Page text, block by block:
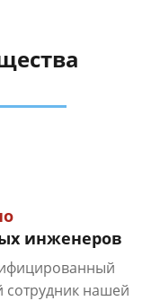
инженеров
сотрудник нашей